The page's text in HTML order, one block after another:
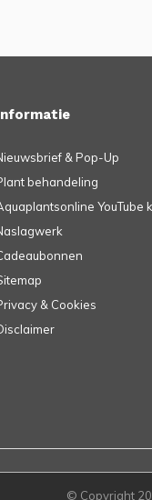
& Pop-Up
behandeling
YouTube
& Cookies
© Copyright